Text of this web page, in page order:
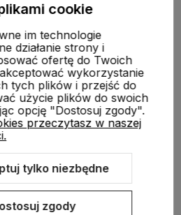
Szablon Shoper Modern 3.0™
cookie
im technologie
działanie strony i
ofertę do Twoich
wykorzystanie
tych plików i przejść do
użycie plików do swoich
opcję "Dostosuj zgody".
przeczytasz w naszej
tylko niezbędne
zgody